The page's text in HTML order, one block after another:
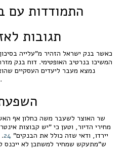
התמודדות עם
תגובות
כאשר בנק ישראל הזהיר מ"עלייה
נמצא מעבר ליעדים העסקיים
התעלמות מהאזהרות הרגולטוריות.
שר האוצר לשעבר משה כחלון אף
מחירי הדיור, וטען כי "יש קבוצות
יירדו, ודאי שזה כולל את הבנקים" 24
ש"מתעקש שמחיר למשתכן לא ייכנס